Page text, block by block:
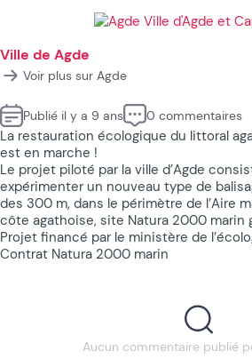
Ville de Agde
Voir plus sur Agde
Publié il y a 9 ans 0 commentaires
La restauration écologique du littoral
est en marche !
Le projet piloté par la ville d’Agde
expérimenter un nouveau type de
des 300 m, dans le périmètre de l’Aire
côte agathoise, site Natura 2000 marin
Projet financé par le ministère de
Contrat Natura 2000 marin
Aucun commentaire publié